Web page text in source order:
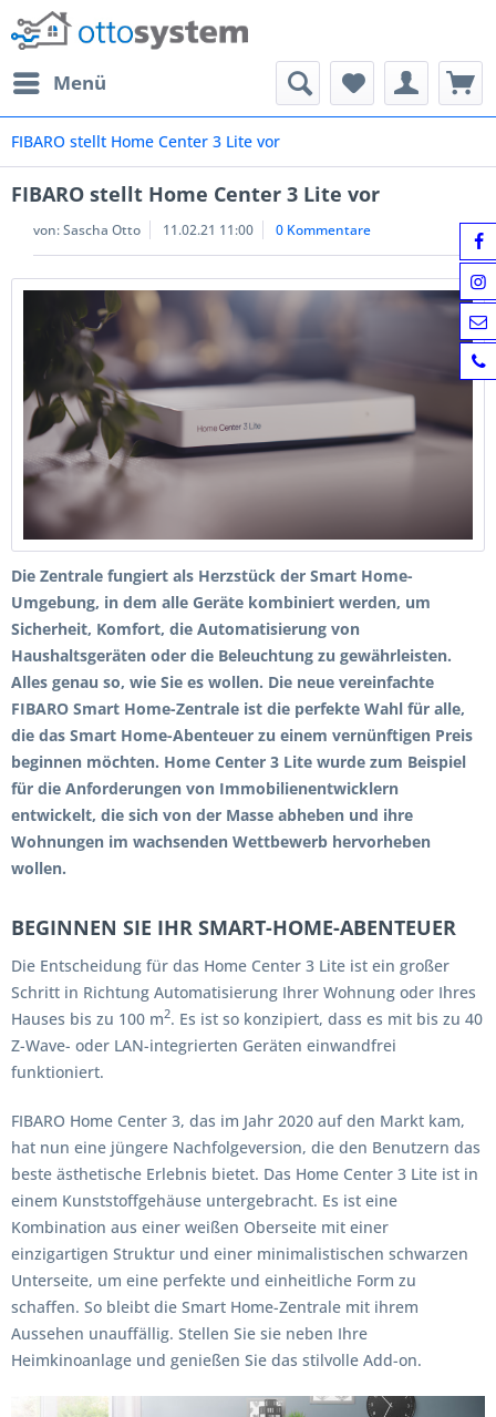
Menü
FIBARO stellt Home Center 3 Lite vor
FIBARO stellt Home Center 3 Lite vor
von:Sascha Otto 11.02.21 11:00 0 Kommentare
Die Zentrale fungiert als Herzstück der Smart Home-
Umgebung, in dem alle Geräte kombiniert werden, um
Sicherheit, Komfort, die Automatisierung von
Haushaltsgeräten oder die Beleuchtung zu gewährleisten.
Alles genau so, wie Sie es wollen. Die neue vereinfachte
FIBARO Smart Home-Zentrale ist die perfekte Wahl für alle,
die das Smart Home-Abenteuer zu einem vernünftigen Preis
beginnen möchten. Home Center 3 Lite wurde zum Beispiel
für die Anforderungen von Immobilienentwicklern
entwickelt, die sich von der Masse abheben und ihre
Wohnungen im wachsenden Wettbewerb hervorheben
wollen.
BEGINNEN SIE IHR SMART-HOME-ABENTEUER
Die Entscheidung für das Home Center 3 Lite ist ein großer
Schritt in Richtung Automatisierung Ihrer Wohnung oder Ihres
Hauses bis zu 100 m2. Es ist so konzipiert, dass es mit bis zu 40
Z-Wave- oder LAN-integrierten Geräten einwandfrei
funktioniert.
FIBARO Home Center 3, das im Jahr 2020 auf den Markt kam,
hat nun eine jüngere Nachfolgeversion, die den Benutzern das
beste ästhetische Erlebnis bietet. Das Home Center 3 Lite ist in
einem Kunststoffgehäuse untergebracht. Es ist eine
Kombination aus einer weißen Oberseite mit einer
einzigartigen Struktur und einer minimalistischen schwarzen
Unterseite, um eine perfekte und einheitliche Form zu
schaffen. So bleibt die Smart Home-Zentrale mit ihrem
Aussehen unauffällig. Stellen Sie sie neben Ihre
Heimkinoanlage und genießen Sie das stilvolle Add-on.